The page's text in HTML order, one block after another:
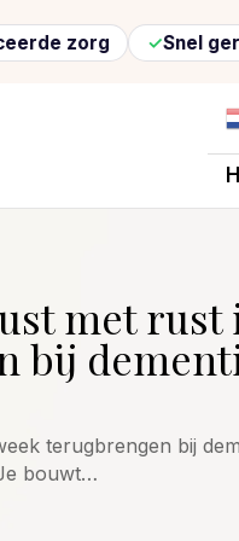
Snel geregeld
met rust
bij
terugbrengen bij
bouwt…